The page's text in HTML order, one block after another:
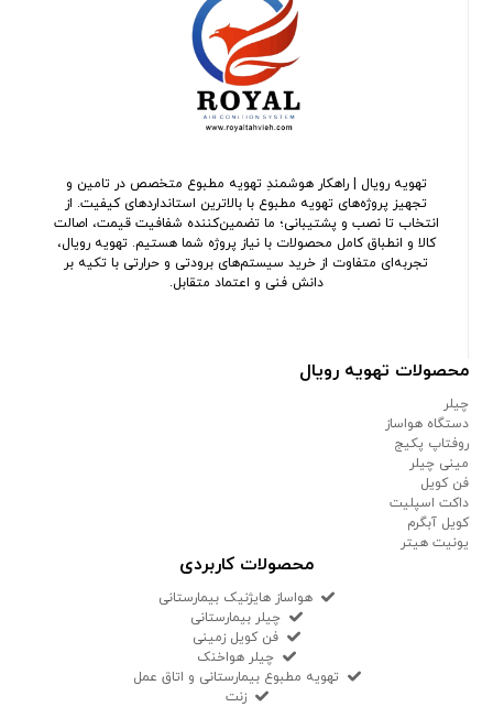
تهویه رویال | راهکار هوشمندِ تهویه مطبوع متخصص در تامین و
تجهیز پروژه‌های تهویه مطبوع با بالاترین استانداردهای کیفیت. از
انتخاب تا نصب و پشتیبانی؛ ما تضمین‌کننده شفافیت قیمت، اصالت
کالا و انطباق کامل محصولات با نیاز پروژه شما هستیم. تهویه رویال،
تجربه‌ای متفاوت از خرید سیستم‌های برودتی و حرارتی با تکیه بر
دانش فنی و اعتماد متقابل.
محصولات تهویه رویال
چیلر
دستگاه هواساز
روفتاپ پکیج
مینی چیلر
فن کویل
داکت اسپلیت
کویل آبگرم
یونیت هیتر
محصولات کاربردی
هواساز هایژنیک بیمارستانی
چیلر بیمارستانی
فن کویل زمینی
چیلر هواخنک
تهویه مطبوع بیمارستانی و اتاق عمل
زنت